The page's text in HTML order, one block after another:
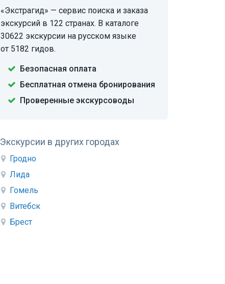
«Экстрагид» — сервис поиска и заказа
экскурсий в 122 странах. В каталоге
30622 экскурсии на русском языке
от 5182 гидов.
Безопасная оплата
Бесплатная отмена бронирования
Проверенные экскурсоводы
Экскурсии в других городах
Гродно
Лида
Гомель
Витебск
Брест